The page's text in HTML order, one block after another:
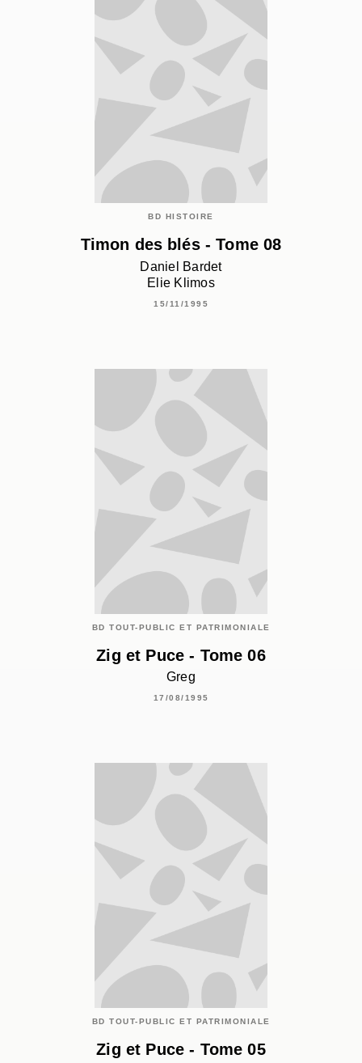
BD HISTOIRE
Timon des blés - Tome 08
Daniel Bardet
Elie Klimos
15/11/1995
BD TOUT-PUBLIC ET PATRIMONIALE
Zig et Puce - Tome 06
Greg
17/08/1995
BD TOUT-PUBLIC ET PATRIMONIALE
Zig et Puce - Tome 05